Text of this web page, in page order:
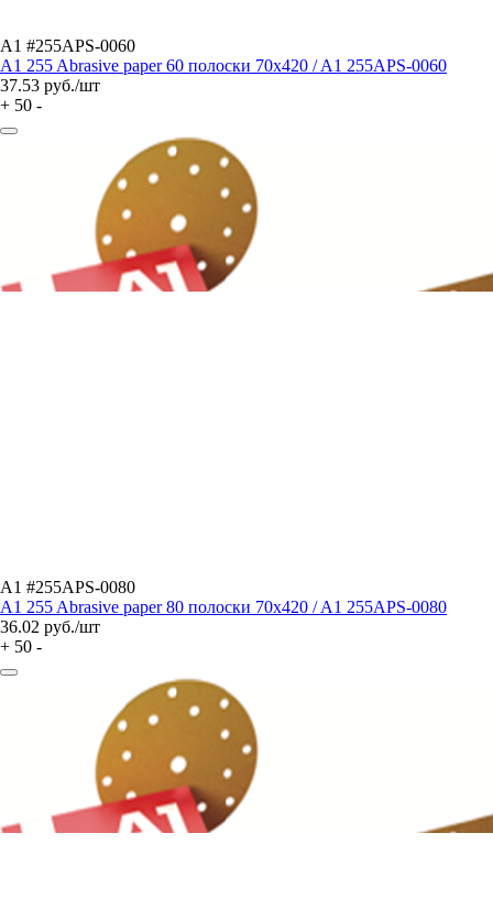
A1 #255APS-0060
A1 255 Abrasive paper 60 полоски 70x420 / A1 255APS-0060
37.53 руб./шт
+ 50 -
A1 #255APS-0080
A1 255 Abrasive paper 80 полоски 70x420 / A1 255APS-0080
36.02 руб./шт
+ 50 -